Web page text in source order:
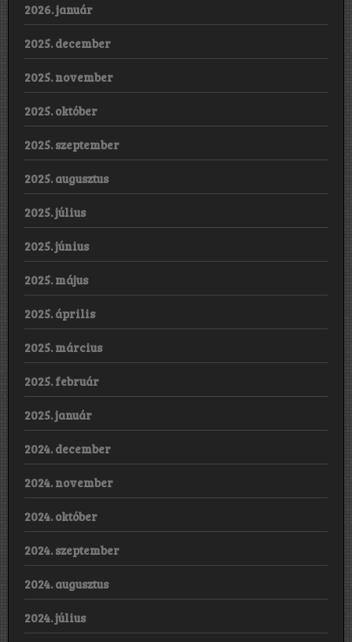
2026. január
2025. december
2025. november
2025. október
2025. szeptember
2025. augusztus
2025. július
2025. június
2025. május
2025. április
2025. március
2025. február
2025. január
2024. december
2024. november
2024. október
2024. szeptember
2024. augusztus
2024. július